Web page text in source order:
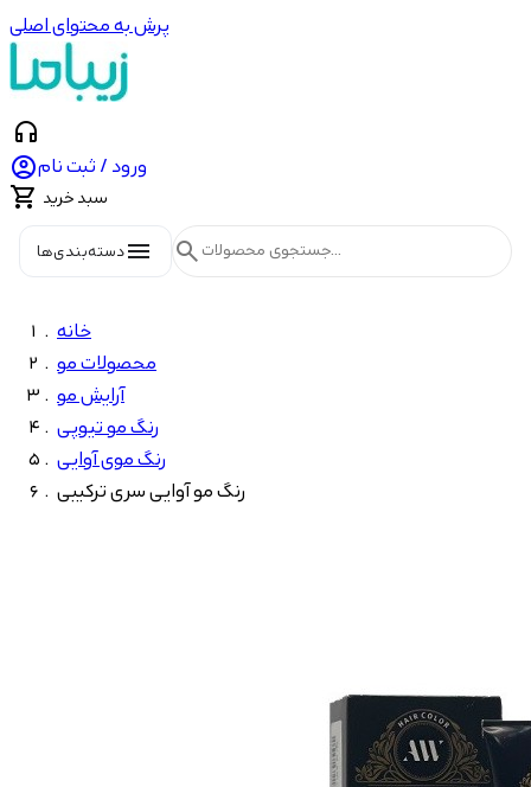
پرش به محتوای اصلی
headphones
ورود / ثبت نام
 سبد خرید
menuدسته‌بندی‌ها search
خانه
محصولات مو
آرایش مو
رنگ مو تیوپی
رنگ موی آوایی
رنگ مو آوایی سری ترکیبی